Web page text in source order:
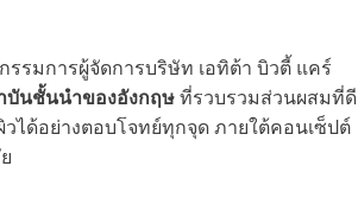
กรรมการผู้จัดการบริษัท เอทิต้า บิวตี้ แคร์
บันชั้นนำของอังกฤษ ที่รวบรวมส่วนผสมที่ดี
ด้อย่างตอบโจทย์ทุกจุด ภายใต้คอนเซ็ปต์